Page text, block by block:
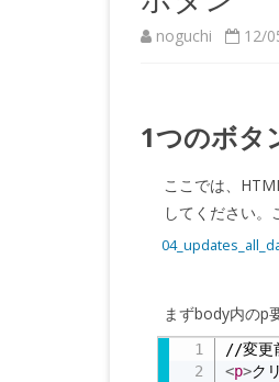
noguchi 12/
1つのボタ
ここでは、
してください。
まずbody内のp
<p>ク